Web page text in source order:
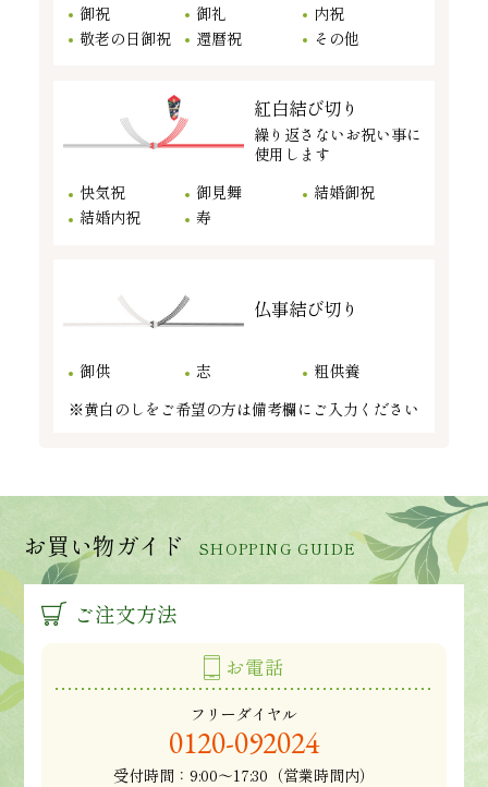
御祝
御礼
内祝
敬老の日御祝
還暦祝 その他
紅白結び切り
繰り返さないお祝い事に
使用します
快気祝
御見舞
結婚御祝
結婚内祝
寿
仏事結び切り
御供 志
粗供養
※黄白のしをご希望の方は備考欄にご入力ください
お買い物ガイド SHOPPING GUIDE
ご注文方法
お電話
フリーダイヤル
0120-092024
受付時間： 9:00～17:30（営業時間内）